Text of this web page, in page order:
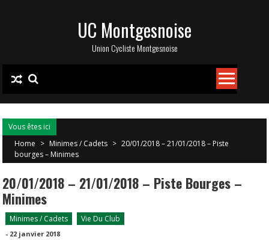
UC Montgesnoise
Union Cycliste Montgesnoise
Vous êtes ici
Home > Minimes / Cadets > 20/01/2018 – 21/01/2018 – Piste
bourges – Minimes
20/01/2018 – 21/01/2018 – Piste Bourges –
Minimes
Minimes / Cadets Vie Du Club
- 22 janvier 2018